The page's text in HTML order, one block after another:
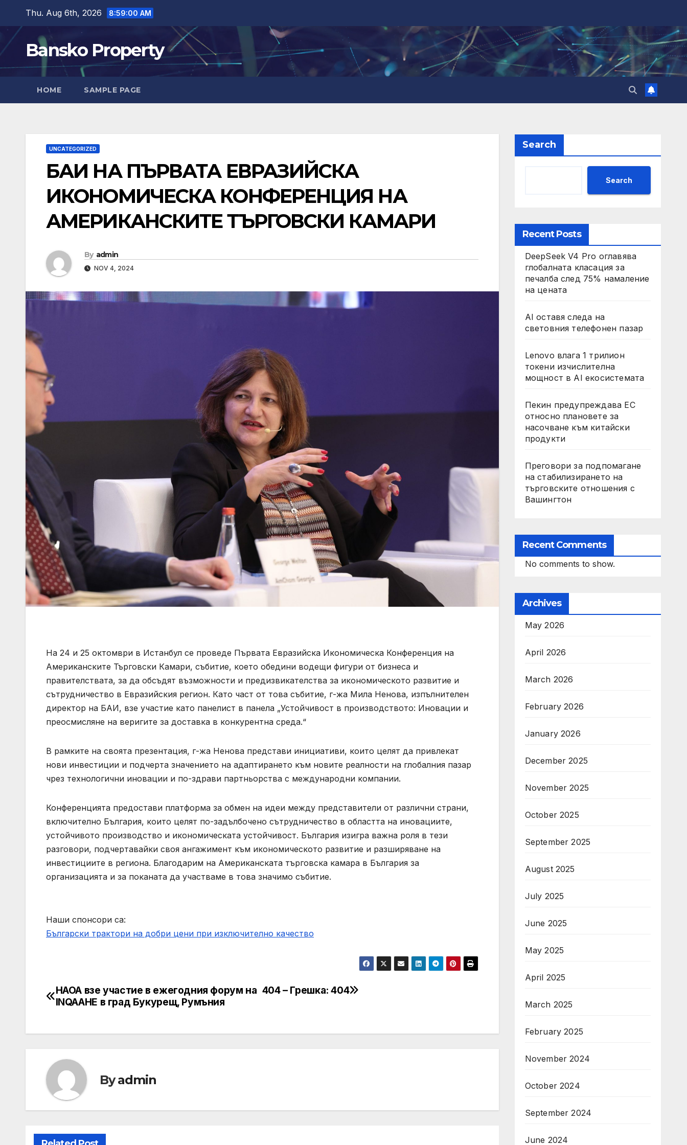
content
Thu. Aug 6th, 2026 8:59:01 AM
Bansko Property
HOME SAMPLE PAGE
UNCATEGORIZED
БАИ НА ПЪРВАТА ЕВРАЗИЙСКА
ИКОНОМИЧЕСКА КОНФЕРЕНЦИЯ НА
АМЕРИКАНСКИТЕ ТЪРГОВСКИ КАМАРИ
By admin
NOV 4, 2024
На 24 и 25 октомври в Истанбул се проведе Първата Евразийска Икономическа Конференция на
Американските Търговски Камари, събитие, което обедини водещи фигури от бизнеса и
правителствата, за да обсъдят възможности и предизвикателства за икономическото развитие и
сътрудничество в Евразийския регион. Като част от това събитие, г-жа Мила Ненова, изпълнителен
директор на БАИ, взе участие като панелист в панела „Устойчивост в производството: Иновации и
преосмисляне на веригите за доставка в конкурентна среда.“
В рамките на своята презентация, г-жа Ненова представи инициативи, които целят да привлекат
нови инвестиции и подчерта значението на адаптирането към новите реалности на глобалния пазар
чрез технологични иновации и по-здрави партньорства с международни компании.
Конференцията предостави платформа за обмен на идеи между представители от различни страни,
включително България, които целят по-задълбочено сътрудничество в областта на иновациите,
устойчивото производство и икономическата устойчивост. България изигра важна роля в тези
разговори, подчертавайки своя ангажимент към икономическото развитие и разширяване на
инвестициите в региона. Благодарим на Американската търговска камара в България за
организацията и за поканата да участваме в това значимо събитие.
Наши спонсори са:
Български трактори на добри цени при изключително качество
Post
404 – Грешка: 404
НАОА взе участие в ежегодния форум на
INQAAHE в град Букурещ, Румъния
Byadmin
Search
Search
Recent Posts
DeepSeek V4 Pro оглавява
глобалната класация за
печалба след 75% намаление
на цената
AI оставя следа на
световния телефонен пазар
Lenovo влага 1 трилион
токени изчислителна
мощност в AI екосистемата
Пекин предупреждава ЕС
относно плановете за
насочване към китайски
продукти
Преговори за подпомагане
на стабилизирането на
търговските отношения с
Вашингтон
Recent Comments
No comments to show.
Archives
May 2026
April 2026
March 2026
February 2026
January 2026
December 2025
November 2025
October 2025
September 2025
August 2025
July 2025
June 2025
May 2025
April 2025
March 2025
February 2025
November 2024
October 2024
September 2024
June 2024